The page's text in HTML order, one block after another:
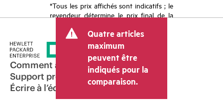
*Tous les prix affichés sont indicatifs ; le
revendeur détermine le prix final de la
tels que la TVA ou les taxes sur la vente
et les frais d’expédition. Le prix de la
transaction déterminé par le revendeur
peut varier par rapport à d’autres
revendeurs et au prix indicatif affiché.
Les prix indicatifs peuvent inclure des
offres promotionnelles limitées dans le
temps. HPE se réserve le droit d’ajuster
Quatre articles
maximum
peuvent être
indiqués pour la
comparaison.
Comment acheter
Support produit
Écrire à l’équipe commerciale